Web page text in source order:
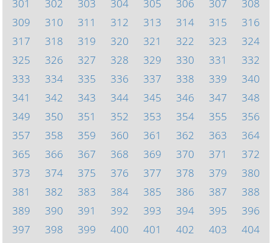
301
302 303 304 305 306 307
308
309
310 311 312 313 314 315
316
317
318 319 320 321 322 323
324
325
326 327 328 329 330 331
332
333
334 335 336 337 338 339
340
341
342 343 344 345 346 347
348
349
350 351 352 353 354 355
356
357
358 359 360 361 362 363
364
365
366 367 368 369 370 371
372
373
374 375 376 377 378 379
380
381
382 383 384 385 386 387
388
389
390 391 392 393 394 395
396
397
398 399 400 401 402 403
404